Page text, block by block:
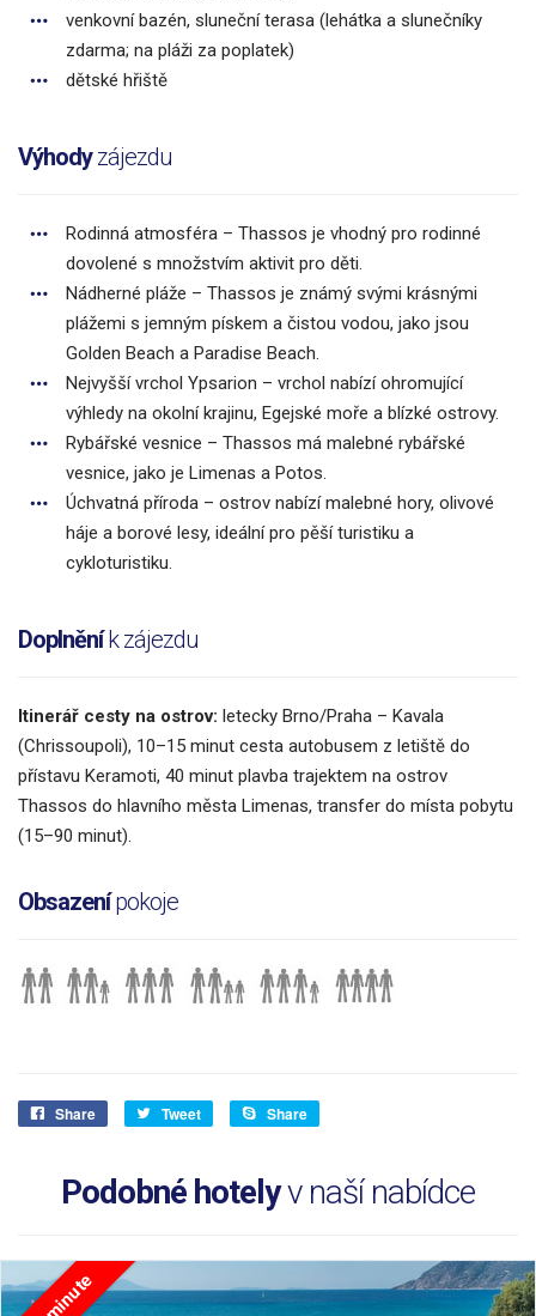
venkovní bazén, sluneční terasa (lehátka a slunečníky
zdarma; na pláži za poplatek)
dětské hřiště
Výhodyzájezdu
Rodinná atmosféra – Thassos je vhodný pro rodinné
dovolené s množstvím aktivit pro děti.
Nádherné pláže – Thassos je známý svými krásnými
plážemi s jemným pískem a čistou vodou, jako jsou
Golden Beach a Paradise Beach.
Nejvyšší vrchol Ypsarion – vrchol nabízí ohromující
výhledy na okolní krajinu, Egejské moře a blízké ostrovy.
Rybářské vesnice – Thassos má malebné rybářské
vesnice, jako je Limenas a Potos.
Úchvatná příroda – ostrov nabízí malebné hory, olivové
háje a borové lesy, ideální pro pěší turistiku a
cykloturistiku.
Doplněník zájezdu
Itinerář cesty na ostrov: letecky Brno/Praha – Kavala
(Chrissoupoli), 10–15 minut cesta autobusem z letiště do
přístavu Keramoti, 40 minut plavba trajektem na ostrov
Thassos do hlavního města Limenas, transfer do místa pobytu
(15–90 minut).
Obsazenípokoje
Share Tweet Share
Podobné hotelyv naší nabídce